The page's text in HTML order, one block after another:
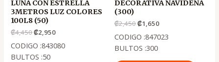
LUNA CON ESTRELLA
3METROS LUZ COLORES
100L8 (50)
₡4,450₡2,950
CODIGO :843080
BULTOS :50
DECORATIVA NAVIDENA
(300)
₡2,450₡1,650
CODIGO :847023
BULTOS :300